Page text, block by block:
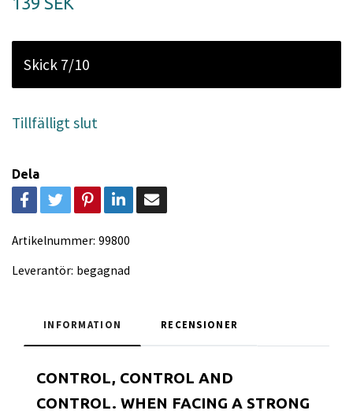
Skick 7/10
Tillfälligt slut
Dela
Artikelnummer: 99800
Leverantör: begagnad
INFORMATION RECENSIONER
CONTROL, CONTROL AND
CONTROL. WHEN FACING A STRONG